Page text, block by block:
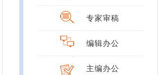
专家审稿
编辑办公
主编办公
关于召开第十三届护理管理大会的通知